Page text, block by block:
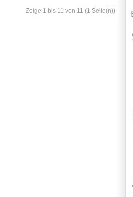
Zeige 1 bis 11 von 11 (1 Seite(n))